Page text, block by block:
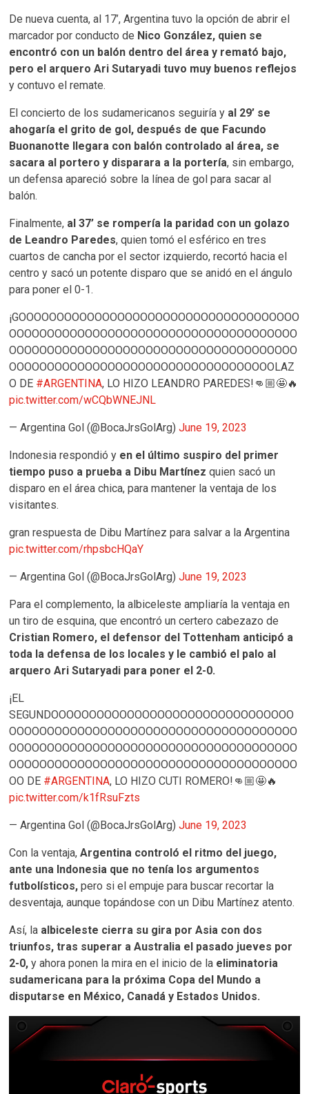
De nueva cuenta, al 17’, Argentina tuvo la opción de abrir el
marcador por conducto de Nico González, quien se
encontró con un balón dentro del área y remató bajo,
pero el arquero Ari Sutaryadi tuvo muy buenos reflejos
y contuvo el remate.
El concierto de los sudamericanos seguiría y al 29’ se
ahogaría el grito de gol, después de que Facundo
Buonanotte llegara con balón controlado al área, se
sacara al portero y disparara a la portería, sin embargo,
un defensa apareció sobre la línea de gol para sacar al
balón.
Finalmente, al 37’ se rompería la paridad con un golazo
de Leandro Paredes, quien tomó el esférico en tres
cuartos de cancha por el sector izquierdo, recortó hacia el
centro y sacó un potente disparo que se anidó en el ángulo
para poner el 0-1.
¡GOOOOOOOOOOOOOOOOOOOOOOOOOOOOOOOOOOOOO
OOOOOOOOOOOOOOOOOOOOOOOOOOOOOOOOOOOOOO
OOOOOOOOOOOOOOOOOOOOOOOOOOOOOOOOOOOOOO
OOOOOOOOOOOOOOOOOOOOOOOOOOOOOOOOOOOLAZ
O DE #ARGENTINA, LO HIZO LEANDRO PAREDES!👊🏼🤩🔥
pic.twitter.com/wCQbWNEJNL
— Argentina Gol (@BocaJrsGolArg)June 19, 2023
Indonesia respondió y en el último suspiro del primer
tiempo puso a prueba a Dibu Martínez quien sacó un
disparo en el área chica, para mantener la ventaja de los
visitantes.
gran respuesta de Dibu Martínez para salvar a la Argentina
pic.twitter.com/rhpsbcHQaY
— Argentina Gol (@BocaJrsGolArg)June 19, 2023
Para el complemento, la albiceleste ampliaría la ventaja en
un tiro de esquina, que encontró un certero cabezazo de
Cristian Romero, el defensor del Tottenham anticipó a
toda la defensa de los locales y le cambió el palo al
arquero Ari Sutaryadi para poner el 2-0.
¡EL
SEGUNDOOOOOOOOOOOOOOOOOOOOOOOOOOOOOOOO
OOOOOOOOOOOOOOOOOOOOOOOOOOOOOOOOOOOOOO
OOOOOOOOOOOOOOOOOOOOOOOOOOOOOOOOOOOOOO
OOOOOOOOOOOOOOOOOOOOOOOOOOOOOOOOOOOOOO
OO DE #ARGENTINA, LO HIZO CUTI ROMERO!👊🏼🤩🔥
pic.twitter.com/k1fRsuFzts
— Argentina Gol (@BocaJrsGolArg)June 19, 2023
Con la ventaja,Argentina controló el ritmo del juego,
ante una Indonesia que no tenía los argumentos
futbolísticos, pero si el empuje para buscar recortar la
desventaja, aunque topándose con un Dibu Martínez atento.
Así, la albiceleste cierra su gira por Asia con dos
triunfos, tras superar a Australia el pasado jueves por
2-0, y ahora ponen la mira en el inicio de la eliminatoria
sudamericana para la próxima Copa del Mundo a
disputarse en México, Canadá y Estados Unidos.